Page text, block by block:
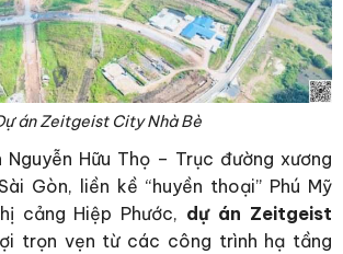
án Zeitgeist City Nhà Bè
Hữu Thọ – Trục đường xương
Gòn, liền kề “huyền thoại” Phú Mỹ
cảng Hiệp Phước, dự án Zeitgeist
trọn vẹn từ các công trình hạ tầng